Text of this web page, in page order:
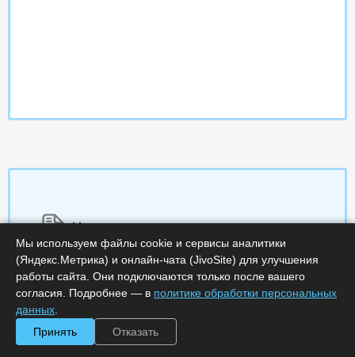
Характеристики
Срок поставки, дней :7
Минимальное количество лицензий :200
Код :0000-291327
Мы используем файлы cookie и сервисы аналитики
(Яндекс.Метрика) и онлайн-чата (JivoSite) для улучшения
работы сайта. Они подключаются только после вашего
согласия. Подробнее — в политике обработки персональных
данных
Принять
Отказать